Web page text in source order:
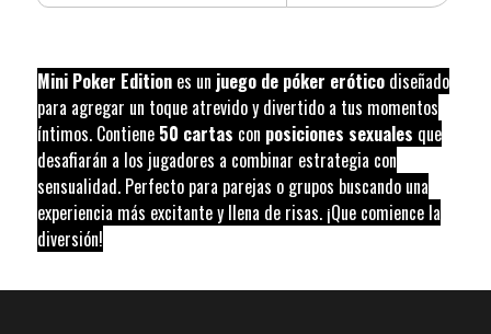
Mini Poker Editiones un juego de póker eróticodiseñado
para agregar un toque atrevido y divertido a tus momentos
íntimos. Contiene 50 cartas con posiciones sexuales que
desafiarán a los jugadores a combinar estrategia con
sensualidad. Perfecto para parejas o grupos buscando una
experiencia más excitante y llena de risas. ¡Que comience la
diversión!